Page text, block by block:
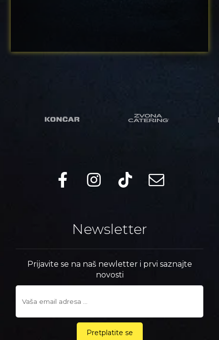
Newsletter
Prijavite se na naš newletter i prvi saznajte
novosti
Pretplatite se